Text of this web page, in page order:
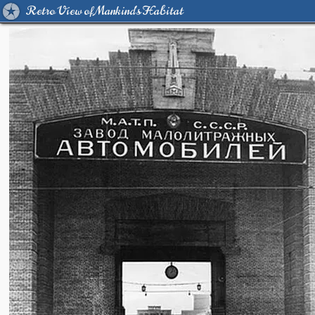
Retro View of Mankind's Habitat